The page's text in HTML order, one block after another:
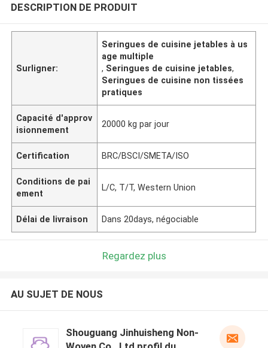
DESCRIPTION DE PRODUIT
Surligner:
Seringues de cuisine jetables à us
age multiple
, Seringues de cuisine jetables,
Seringues de cuisine non tissées
pratiques
Capacité d'approv
isionnement
20000 kg par jour
Certification BRC/BSCI/SMETA/ISO
Conditions de pai
ement
L/C, T/T, Western Union
Délai de livraison Dans 20days, négociable
Regardez plus
AU SUJET DE NOUS
Shouguang Jinhuisheng Non-